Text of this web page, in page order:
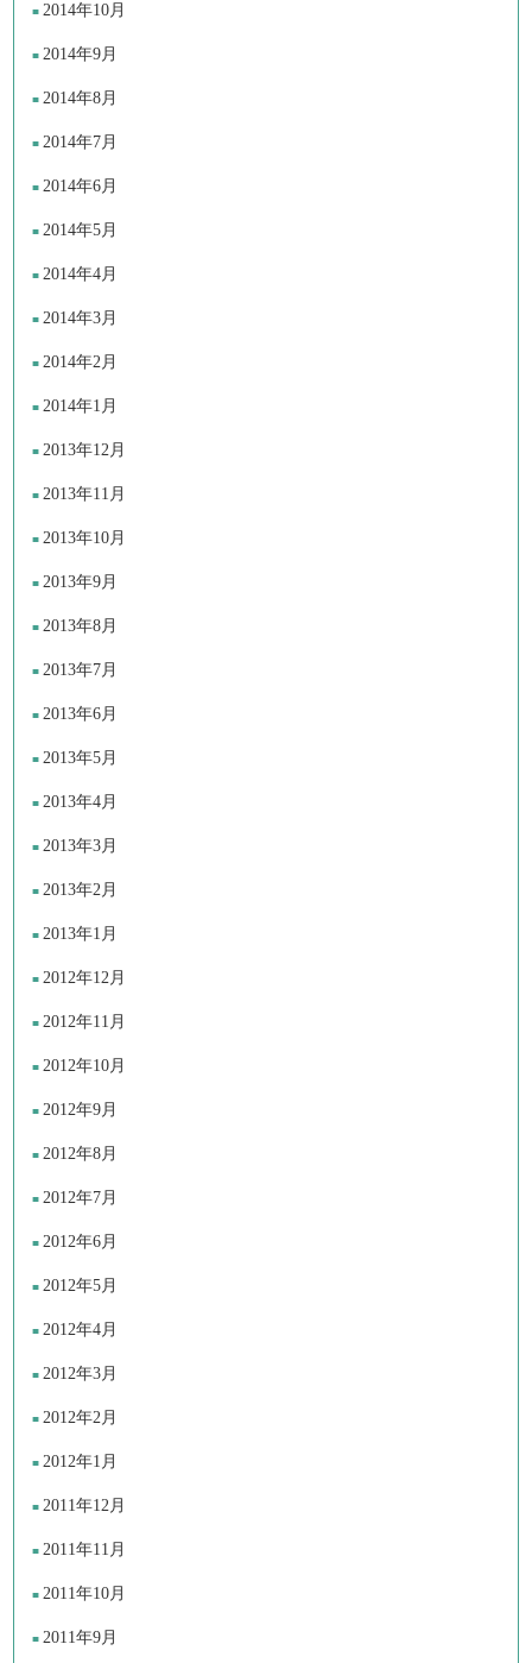
2014年10月
2014年9月
2014年8月
2014年7月
2014年6月
2014年5月
2014年4月
2014年3月
2014年2月
2014年1月
2013年12月
2013年11月
2013年10月
2013年9月
2013年8月
2013年7月
2013年6月
2013年5月
2013年4月
2013年3月
2013年2月
2013年1月
2012年12月
2012年11月
2012年10月
2012年9月
2012年8月
2012年7月
2012年6月
2012年5月
2012年4月
2012年3月
2012年2月
2012年1月
2011年12月
2011年11月
2011年10月
2011年9月